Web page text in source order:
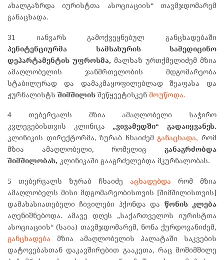
ახალგაზრდა იურისტთა ასოციაციის“ თავმჯდომარემ
განაცხადა.
31 იანვარს გამოქვეყნებულ განცხადებაში
პენიტენციურმა სამსახურის სამედიცინო
დეპარტამენტის უფროსმა, მალხაზ ურთქმელიძემ მზია
ამაღლობელის ჯანმრთელობის მდგომარეობა
სტაბილურად და დამაკმაყოფილებლად შეაფასა და
ჟურნალისტს შიმშილის შეწყვეტისკენ მოუწოდა.
4 თებერვალს მზია ამაღლობელი საჭირო
კვლევებისთვის კლინიკა „ვივამედში“ გადაიყვანეს.
კლინიკის დირექტორმა, ზურაბ ჩხაიძემგანაცხადა, რომ
მზია ამაღლობელი, რომელიც განაგრძობდა
შიმშილობას, კლინიკაში გააგრძელებდა მკურნალობას.
5 თებერვალს ზურაბ ჩხაიძე აცხადებდა რომ მზია
ამაღლობელს მისი მდგომარეობისთვის [შიმშილისთვის]
დამახასიათებელი ჩივილები ჰქონდა და წონის კლება
აღენიშნებოდა. ამავე დღეს „საქართველოს იურისტთა
ასოციაციის“ (საია) თავმჯდომარემ, ნონა ქურდოვანიძემ,
განცხადება მზია ამაღლობელის პალატაში საკვების
დატოვებასთან დაკავშირებით გააკეთა, რაც მოშიმშილე